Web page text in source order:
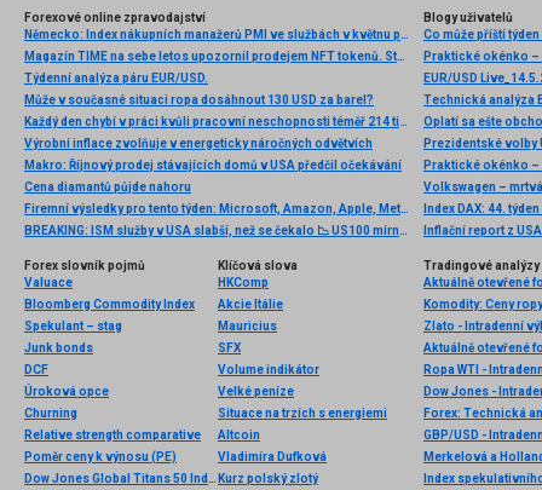
Forexové online zpravodajství
Německo: Index nákupních manažerů PMI ve službách v květnu podle konečných dat vzrostl na 48,1 b
Magazín TIME na sebe letos upozornil prodejem NFT tokenů. Stal se tak prvním velkým mediálním domem, který bude vlastnit kryptoměnu Ethereum (ETH).
Týdenní analýza páru EUR/USD.
Může v současné situaci ropa dosáhnout 130 USD za barel?
Každý den chybí v práci kvůli pracovní neschopnosti téměř 214 tisíc lidí. Přesto stonáme kratší dobu než před covidem
Výrobní inflace zvolňuje v energeticky náročných odvětvích
Makro: Říjnový prodej stávajících domů v USA předčil očekávání
Cena diamantů půjde nahoru
Firemní výsledky pro tento týden: Microsoft, Amazon, Apple, Meta, Alphabet, Visa, Starbucks…
BREAKING: ISM služby v USA slabší, než se čekalo 📉 US100 mírně ztrácí
Blogy uživatelů
Praktické okénko –
EUR/USD
Oplatí sa ešte
Prezidentské volby
Praktické okénko
Volkswagen –
Index DAX: 44.
Inflační report z USA
Forex slovník pojmů
Valuace
Bloomberg Commodity Index
Spekulant – stag
Junk bonds
DCF
Úroková opce
Churning
Relative strength comparative
Poměr ceny k výnosu (PE)
Dow Jones Global Titans 50 Index
Klíčová slova
HKComp
Akcie Itálie
Mauricius
SFX
Volume indikátor
Velké peníze
Situace na trzích s energiemi
Altcoin
Vladimíra Dufková
Kurz polský zlotý
Tradingové analýzy
Aktuálně otevřené
Zlato - Intradenní
Aktuálně otevřené
Ropa WTI -
Dow Jones -
Forex: Technická
GBP/USD -
Merkelová a
Index